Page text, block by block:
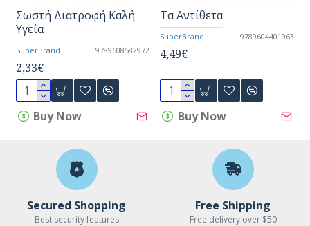
SuperBrand 9789608582972
Σωστή Διατροφή Καλή
Υγεία
2,33€
Buy Now
SuperBrand 9789604401963
Τα Αντίθετα
4,49€
Buy Now
Secured Shopping
Best security features
Free Shipping
Free delivery over $50